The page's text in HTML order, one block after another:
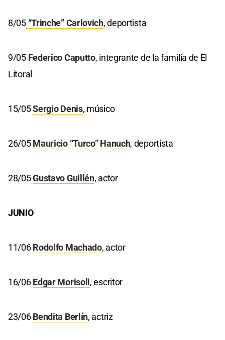
8/05“Trinche” Carlovich, deportista
9/05 Federico Caputto, integrante de la familia de El
Litoral
15/05Sergio Denis, músico
26/05 Mauricio “Turco” Hanuch, deportista
28/05Gustavo Guillén, actor
JUNIO
11/06Rodolfo Machado, actor
16/06Edgar Morisoli, escritor
23/06Bendita Berlín, actriz